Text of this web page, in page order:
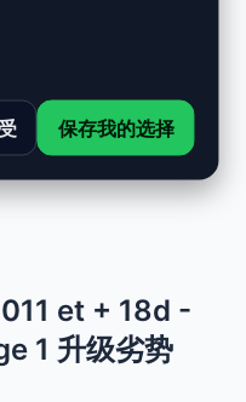
1 升级优势
+25%
et + 18d -
1 升级劣势
保存我的选择